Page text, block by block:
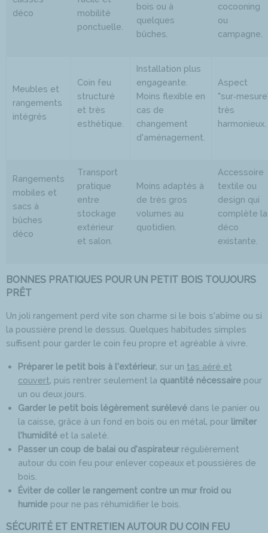
déco
mobilité
ponctuelle.
bois ou à
quelques
bûches.
cocooning
ou
campagne.
Meubles et
rangements
intégrés
Coin feu
structuré
et très
esthétique.
Installation plus
engageante.
Moins flexible en
cas de
changement
d’aménagement.
Aspect
très
harmonieux.
Rangements
mobiles et
sacs à
bûches
déco
Transport
pratique
entre
stockage
extérieur
et salon.
Moins adaptés à
de très gros
volumes au
quotidien.
Accessoire
textile ou
design qui
complète la
déco
existante.
BONNES PRATIQUES POUR UN PETIT BOIS TOUJOURS
PRÊT
Un joli rangement perd vite son charme si le bois s’abîme ou si
la poussière prend le dessus. Quelques habitudes simples
suffisent pour garder le coin feu propre et agréable à vivre.
Préparer le petit bois à l’extérieur, sur un tas aéré et
couvert, puis rentrer seulement la quantité nécessaire pour
un ou deux jours.
Garder le petit bois légèrement surélevé dans le panier ou
la caisse, grâce à un fond en bois ou en métal, pour limiter
l’humidité et la saleté.
Passer un coup de balai ou d’aspirateur régulièrement
autour du coin feu pour enlever copeaux et poussières de
bois.
Éviter de coller le rangement contre un mur froid ou
humide pour ne pas réhumidifier le bois.
SÉCURITÉ ET ENTRETIEN AUTOUR DU COIN FEU